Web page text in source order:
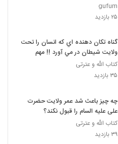
gufum
۲۵ بازدید
گناه تکان دهنده اي که انسان را تحت
ولايت شيطان در مي آورد !! مهم
کتاب الله و عترتی
۳۵ بازدید
چه چیز باعث شد عمر ولایت حضرت
علی علیه السام را قبول نکند؟
کتاب الله و عترتی
۳۹ بازدید